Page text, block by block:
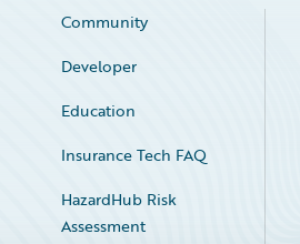
Community
Developer
Education
Insurance Tech FAQ
HazardHub Risk
Assessment